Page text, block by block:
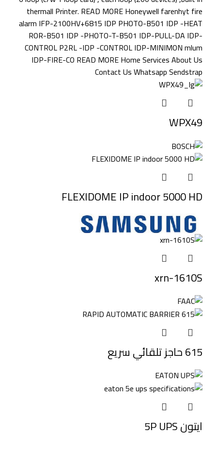
WPX49
FLEXIDOME IP indoor 5000 HD
xrn-1610S
615 حاجز تلقائي سريع
ايتون 5P UPS